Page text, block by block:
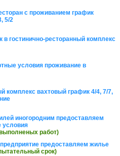
с проживанием график
5/2
гостинично-ресторанный комплекс
условия проживание в
комплекс вахтовый график 4/4, 7/7,
иногородним предоставляем
условия
работ)
предоставляем жилье
срок)